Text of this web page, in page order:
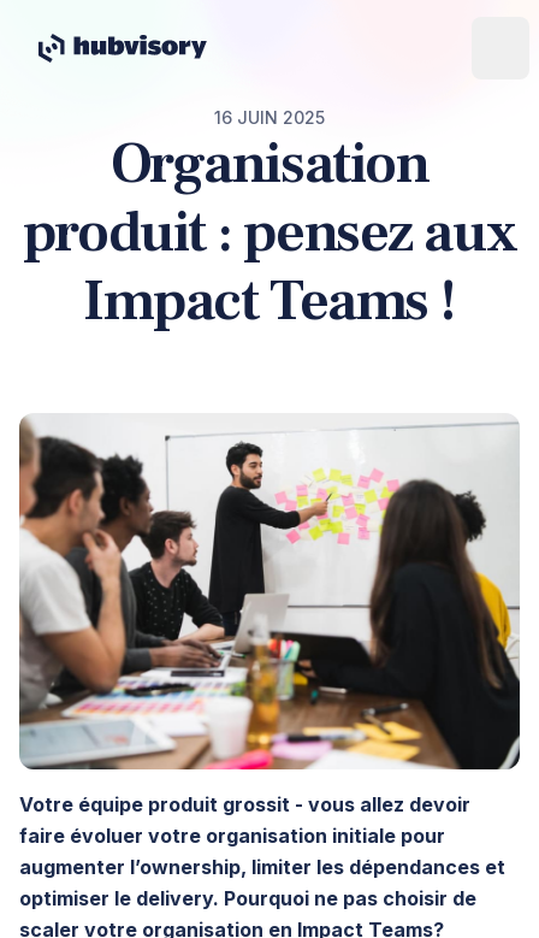
16 JUIN 2025
Organisation
produit : pensez aux
Impact Teams !
Votre équipe produit grossit - vous allez devoir
faire évoluer votre organisation initiale pour
augmenter l’ownership, limiter les dépendances et
optimiser le delivery. Pourquoi ne pas choisir de
scaler votre organisation en Impact Teams?